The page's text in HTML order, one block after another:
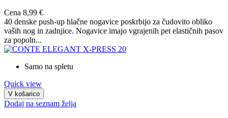
Cena 8,99 €
40 denske push-up hlačne nogavice poskrbijo za čudovito obliko
vaših nog in zadnjice. Nogavice imajo vgrajenih pet elastičnih pasov
za popoln...
Samo na spletu
Quick view
V košarico
Dodaj na seznam želja